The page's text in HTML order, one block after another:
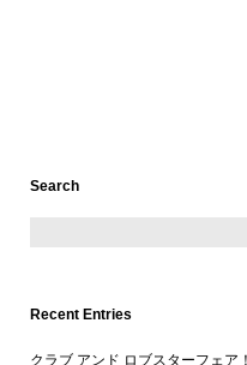
Search
Recent Entries
クラブ アンド ロブスターフェア！